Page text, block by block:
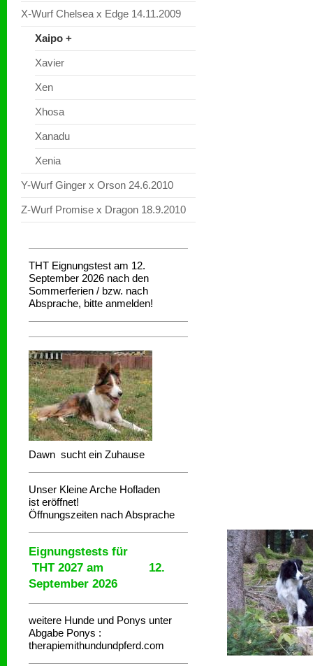
X-Wurf Chelsea x Edge 14.11.2009
Xaipo +
Xavier
Xen
Xhosa
Xanadu
Xenia
Y-Wurf Ginger x Orson 24.6.2010
Z-Wurf Promise x Dragon 18.9.2010
THT Eignungstest am 12.
September 2026 nach den
Sommerferien / bzw. nach
Absprache, bitte anmelden!
Dawn sucht ein Zuhause
Unser Kleine Arche Hofladen
ist eröffnet!
Öffnungszeiten nach Absprache
Eignungstests für
THT 2027 am 12.
September 2026
weitere Hunde und Ponys unter
Abgabe Ponys :
therapiemithundundpferd.com